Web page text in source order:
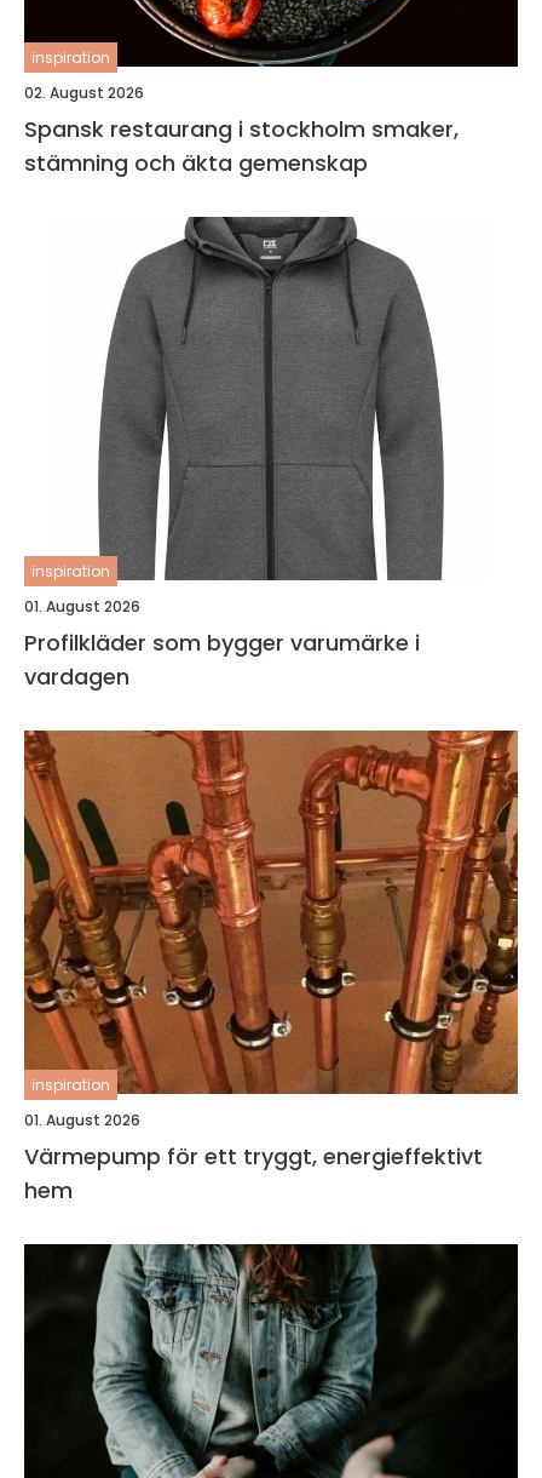
inspiration
02. August 2026
Spansk restaurang i stockholm smaker,
stämning och äkta gemenskap
inspiration
01. August 2026
Profilkläder som bygger varumärke i
vardagen
inspiration
01. August 2026
Värmepump för ett tryggt, energieffektivt
hem